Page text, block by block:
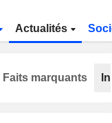
Actualités
Faits marquants